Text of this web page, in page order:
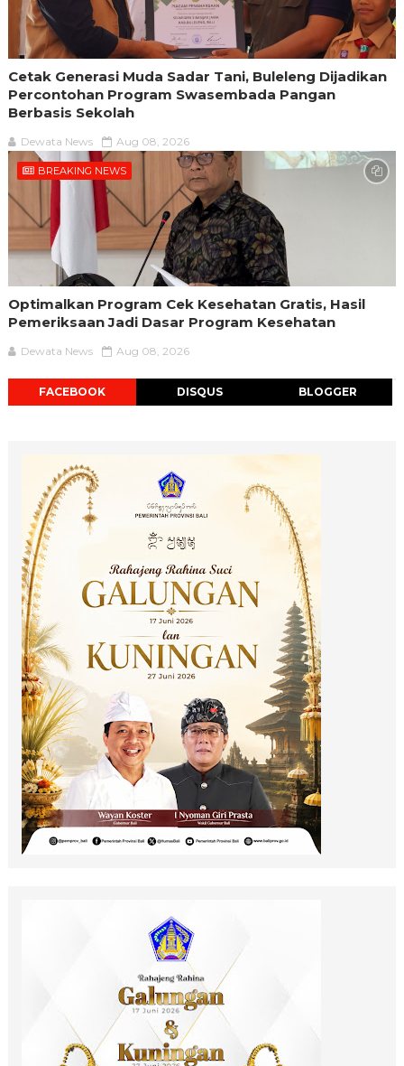
Cetak Generasi Muda Sadar Tani, Buleleng Dijadikan
Percontohan Program Swasembada Pangan
Berbasis Sekolah
Dewata News Aug 08, 2026
BREAKING NEWS
Optimalkan Program Cek Kesehatan Gratis, Hasil
Pemeriksaan Jadi Dasar Program Kesehatan
Dewata News Aug 08, 2026
FACEBOOK DISQUS BLOGGER